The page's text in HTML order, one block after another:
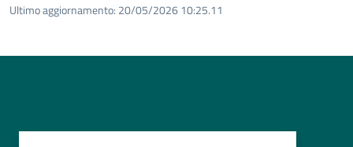
Ultimo aggiornamento: 20/05/2026 10:25.11